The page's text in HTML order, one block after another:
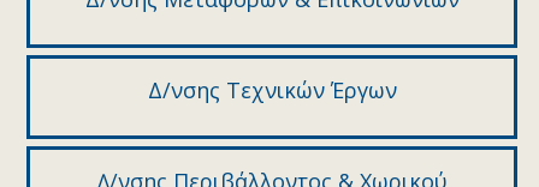
Δ/νσης Τεχνικών Έργων
∆/νσης Περιβάλλοντος & Χωρικού